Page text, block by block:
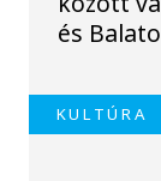
és
KULTÚRA